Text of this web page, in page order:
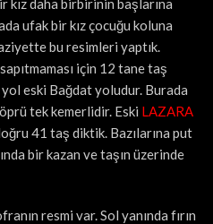
kız daha birbirinin başlarına
ufak bir kız çocuğu koluna
bu resimleri yaptık.
için 12 tane taş
eski Bağdat yoludur. Burada
tek kemerlidir. Eski LAZARA
41 taş diktik. Bazılarına put
bir kazan ve taşın üzerinde
resmi var. Sol yanında fırın